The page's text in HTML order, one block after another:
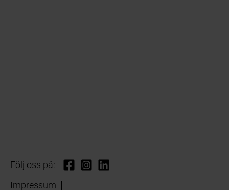
Följ oss på:
Impressum